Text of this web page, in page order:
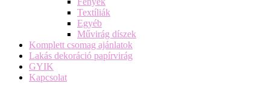
Textíliák
Egyéb
Művirág díszek
Komplett csomag ajánlatok
Lakás dekoráció papírvirág
GYIK
Kapcsolat